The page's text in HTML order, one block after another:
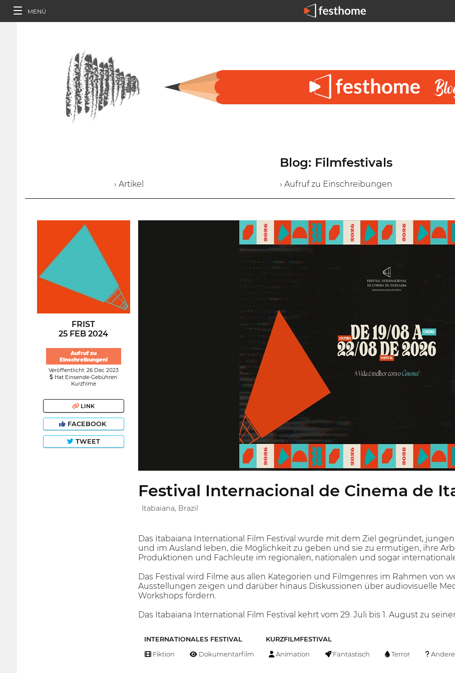
MENÜ
Blog: Filmfestivals
› Artikel › Aufruf zu Einschreibungen
FRIST
25 FEB 2024
Aufruf zu
Einschreibungen!
Veröffentlicht: 26 Dec 2023
Hat Einsende-Gebühren
Kurzfilme
LINK
FACEBOOK
TWEET
Festival Internacional de Cinema de
Itabaiana, Brazil
Das Itabaiana International Film Festival wurde mit dem Ziel gegründet,
und im Ausland leben, die Möglichkeit zu geben und sie zu ermutigen, ihre
Produktionen und Fachleute im regionalen, nationalen und sogar
Das Festival wird Filme aus allen Kategorien und Filmgenres im Rahmen von
Ausstellungen zeigen und darüber hinaus Diskussionen über audiovisuelle
Workshops fördern.
Das Itabaiana International Film Festival kehrt vom 29. Juli bis 1. August zu
INTERNATIONALES FESTIVAL KURZFILMFESTIVAL
Fiktion Dokumentarfilm Animation Fantastisch Terror Andere